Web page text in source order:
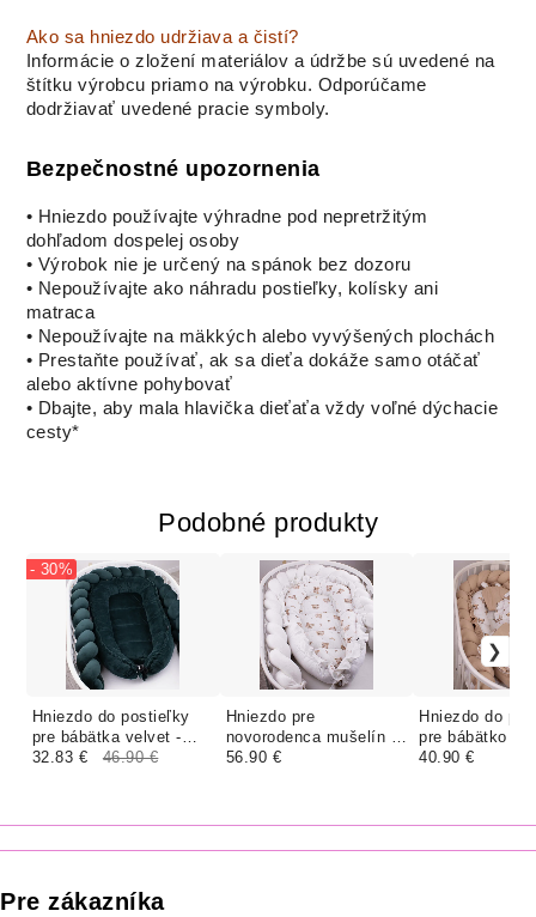
Ako sa hniezdo udržiava a čistí?
Informácie o zložení materiálov a údržbe sú uvedené na
štítku výrobcu priamo na výrobku. Odporúčame
dodržiavať uvedené pracie symboly.
Bezpečnostné upozornenia
• Hniezdo používajte výhradne pod nepretržitým
dohľadom dospelej osoby
• Výrobok nie je určený na spánok bez dozoru
• Nepoužívajte ako náhradu postieľky, kolísky ani
matraca
• Nepoužívajte na mäkkých alebo vyvýšených plochách
• Prestaňte používať, ak sa dieťa dokáže samo otáčať
alebo aktívne pohybovať
• Dbajte, aby mala hlavička dieťaťa vždy voľné dýchacie
cesty*
Podobné produkty
Hniezdo do postieľky
pre bábätka velvet -
SMARAGD
- 30%
32.83 € 46.90 €
Hniezdo pre
novorodenca mušelín -
BIELY | BIELY MACKO
56.90 €
Hniezdo do
pre bábätko
MACKO
40.90 €
Pre zákazníka